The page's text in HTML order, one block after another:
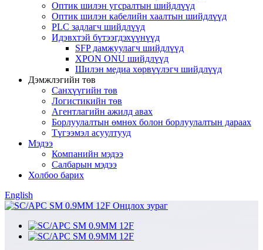
Оптик шилэн угсралтын шийдлүүд
Оптик шилэн кабелийн хаалтын шийдлүүд
PLC задлагч шийдлүүд
Идэвхтэй бүтээгдэхүүнүүд
SFP дамжуулагч шийдлүүд
XPON ONU шийдлүүд
Шилэн медиа хөрвүүлэгч шийдлүүд
Дэмжлэгийн төв
Санхүүгийн төв
Логистикийн төв
Агентлагийн ажилд авах
Борлуулалтын өмнөх болон борлуулалтын дараах
Түгээмэл асуултууд
Мэдээ
Компанийн мэдээ
Салбарын мэдээ
Холбоо барих
English